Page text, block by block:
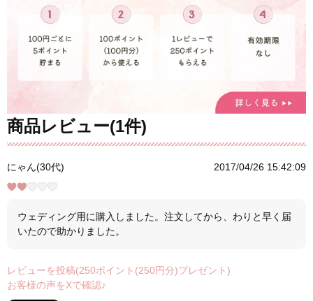
商品レビュー(1件)
にゃん(30代) 2017/04/26 15:42:09
ウェディング用に購入しました。注文してから、わりと早く届
いたので助かりました。
レビューを投稿(250ポイント(250円分)プレゼント)
お客様の声をXで確認♪